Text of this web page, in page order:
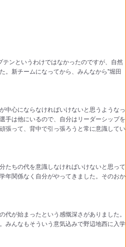
ンというわけではなかったのですが、自然
。新チームになってから、みんなから"堀田
中心にならなければいけないと思うようなっ
手は他にいるので、自分はリーダーシップを
張って、背中で引っ張ろうと常に意識してい
たちの代を意識しなければいけないと思って
年関係なく自分がやってきました。そのおか
が始まったという感慨深さがありました。
みんなもそういう意気込みで野辺地西に入学